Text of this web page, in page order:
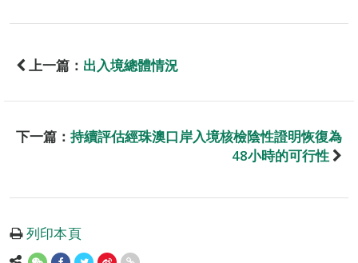
上一篇： 出入境總體情況
下一篇： 持續評估經珠澳口岸入境核檢陰性證明恢復為
48小時的可行性
列印本頁